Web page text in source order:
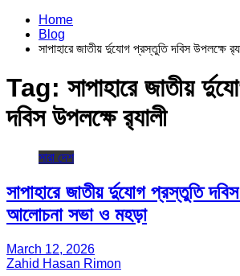
Home
Blog
সাপাহারে জাতীয় র্দুযোগ প্রস্তুতি দবিস উপলক্ষে
Tag: সাপাহারে জাতীয়
দবিস উপলক্ষে র‌্যালী
সারা দেশ
সাপাহারে জাতীয় র্দুযোগ প্রস্তুতি
আলোচনা সভা ও মহড়া
March 12, 2026
Zahid Hasan Rimon